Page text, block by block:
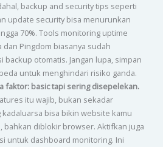
backup and security tips seperti
update security bisa menurunkan
70%. Tools monitoring uptime
dan Pingdom biasanya sudah
otomatis. Jangan lupa, simpan
untuk menghindari risiko ganda.
faktor: basic tapi sering disepelekan.
itu wajib, bukan sekadar
kadaluarsa bisa bikin website kamu
bahkan diblokir browser. Aktifkan juga
untuk dashboard monitoring. Ini